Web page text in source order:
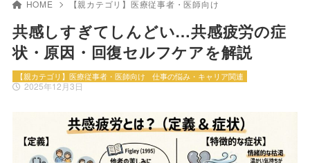
HOME 【親カテゴリ】医療従事者・医師向け
共感しすぎてしんどい…共感疲労の症
状・原因・回復セルフケアを解説
2025年12月3日
【親カテゴリ】医療従事者・医師向け 仕事の悩み・キャリア関連